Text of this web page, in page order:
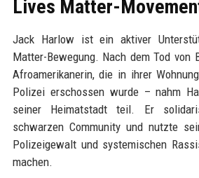
Lives Matter-
Jack Harlow ist ein aktiver
Matter-Bewegung. Nach dem Tod von
Afroamerikanerin, die in ihrer
Polizei erschossen wurde – nahm
seiner Heimatstadt teil. Er
schwarzen Community und nutzte
Polizeigewalt und systemischen
machen.